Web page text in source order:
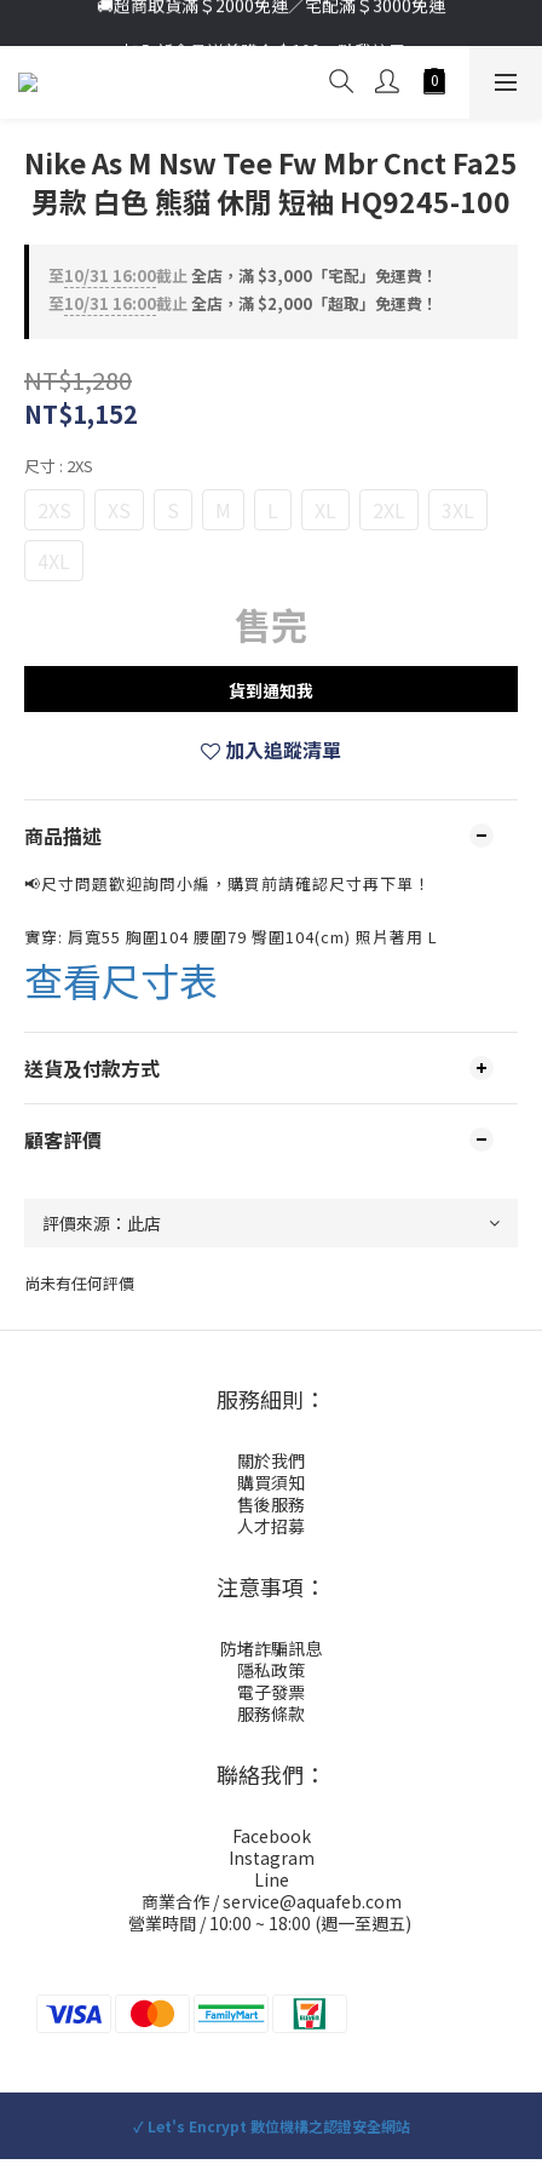
加入新會員送首購金＄100🔥點我註冊➞
Nike As M Nsw Tee Fw Mbr Cnct Fa25
男款 白色 熊貓 休閒 短袖 HQ9245-100
至10/31 16:00截止全店，滿 $3,000「宅配」免運費！
至10/31 16:00截止全店，滿 $2,000「超取」免運費！
NT$1,280
NT$1,152
尺寸 : 2XS
2XS XS S M L XL 2XL
3XL
4XL
售完
貨到通知我
加入追蹤清單
商品描述
📢尺寸問題歡迎詢問小編，購買前請確認尺寸再下單！
實穿: 肩寬55 胸圍104 腰圍79 臀圍104(cm) 照片著用 L
查看尺寸表
送貨及付款方式
顧客評價
尚未有任何評價
服務細則：
關於我們
購買須知
售後服務
人才招募
注意事項：
防堵詐騙訊息
隱私政策
電子發票
服務條款
聯絡我們：
Facebook
Instagram
Line
商業合作 / service@aquafeb.com
營業時間 / 10:00 ~ 18:00 (週一至週五)
✓ Let's Encrypt 數位機構之認證安全網站